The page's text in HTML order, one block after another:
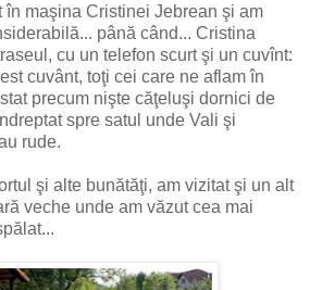
în maşina Cristinei Jebrean şi am
până când... Cristina
cu un telefon scurt şi un cuvînt:
cuvânt, toţi cei care ne aflam în
precum nişte căţeluşi dornici de
spre satul unde Vali şi
rude.
şi alte bunătăţi, am vizitat şi un alt
veche unde am văzut cea mai